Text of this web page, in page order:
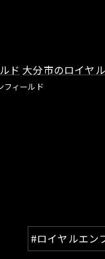
ド 大分市のロイヤ
フィールド
#ロイヤルエン